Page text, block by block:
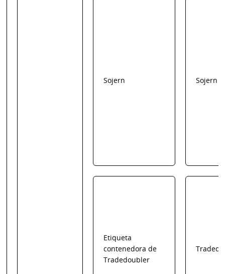
Sojern Sojern
Etiqueta
contenedora de
Tradedoubler